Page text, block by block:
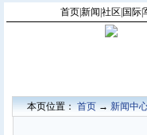
首页|新闻 社区 国际|
本页位置：首页→新闻中